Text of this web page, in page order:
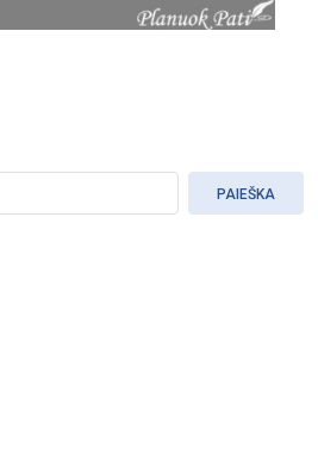
PAIEŠKA